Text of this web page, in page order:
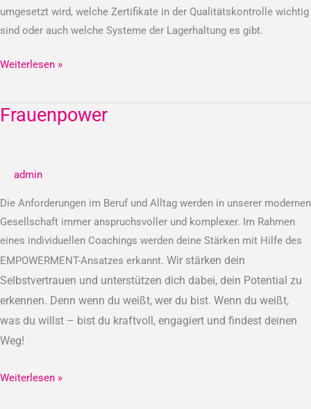
umgesetzt wird, welche Zertifikate in der Qualitätskontrolle wichtig
sind oder auch welche Systeme der Lagerhaltung es gibt.
Weiterlesen »
Frauenpower
admin
Die Anforderungen im Beruf und Alltag werden in unserer modernen
Gesellschaft immer anspruchsvoller und komplexer. Im Rahmen
eines individuellen Coachings werden deine Stärken mit Hilfe des
EMPOWERMENT-Ansatzes erkannt. Wir stärken dein
Selbstvertrauen und unterstützen dich dabei, dein Potential zu
erkennen. Denn wenn du weißt, wer du bist. Wenn du weißt,
was du willst – bist du kraftvoll, engagiert und findest deinen
Weg!
Frauenpower
Weiterlesen »